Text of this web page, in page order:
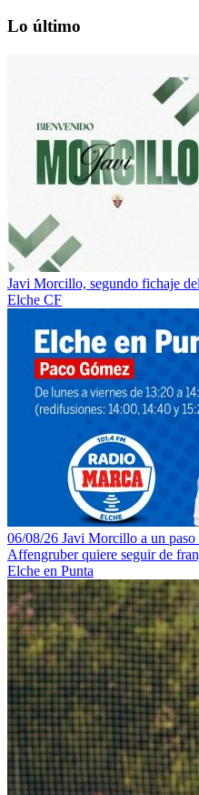
Lo último
Javi Morcillo, segundo fichaje
Elche CF
06/08/26 Javi Morcillo a un
Affengruber quiere seguir de
Elche en Punta